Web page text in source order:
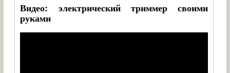
Видео: электрический триммер своими
руками